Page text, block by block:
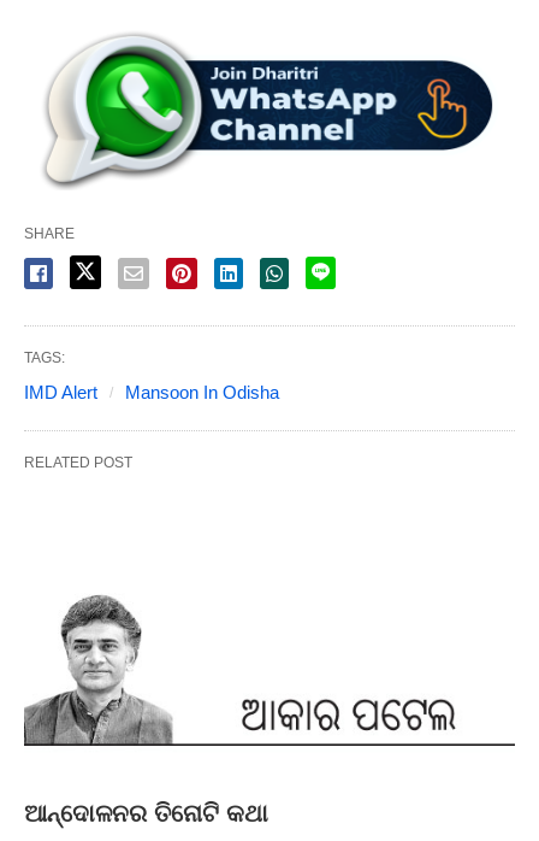
SHARE
TAGS:
IMD Alert Mansoon In Odisha
RELATED POST
ଆନ୍ଦୋଳନର ତିନୋଟି କଥା